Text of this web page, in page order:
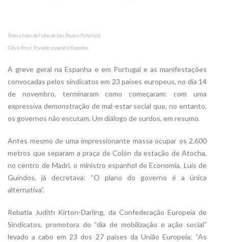
Texto e fotos de Folha de São Paulo e Portal Uol
Clóvis Rossi  Enviado especial à Espanha
A greve geral na Espanha e em Portugal e as manifestações
convocadas pelos sindicatos em 23 países europeus, no dia 14
de novembro, terminaram como começaram: com uma
expressiva demonstração de mal-estar social que, no entanto,
os governos não escutam. Um diálogo de surdos, em resumo.
Antes mesmo de uma impressionante massa ocupar os 2.600
metros que separam a praça de Colón da estação de Atocha,
no centro de Madri, o ministro espanhol de Economia, Luis de
Guindos, já decretava: “O plano do governo é a única
alternativa”.
Rebatia Judith Kirton-Darling, da Confederação Europeia de
Sindicatos, promotora do “dia de mobilização e ação social”
levado a cabo em 23 dos 27 países da União Europeia: “As